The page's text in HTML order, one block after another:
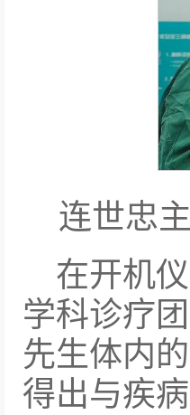
连世忠
在开机
学科诊疗
先生体内
得出与疾